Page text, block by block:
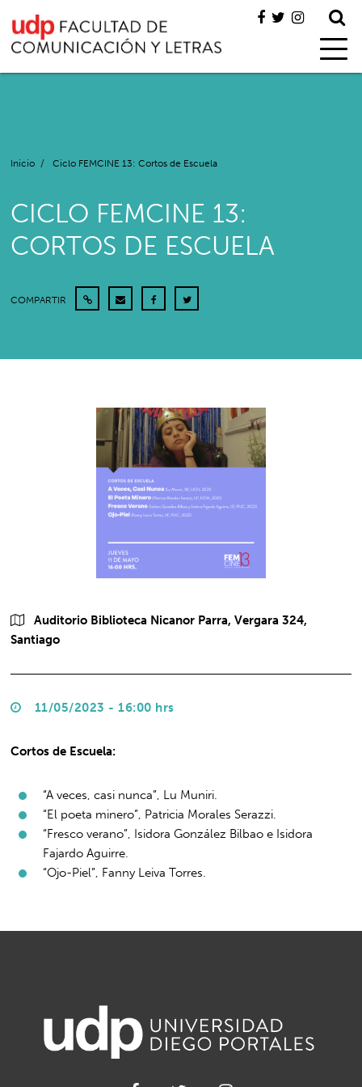
Inicio / Ciclo FEMCINE 13: Cortos de Escuela
CICLO FEMCINE 13:
CORTOS DE ESCUELA
COMPARTIR
Auditorio Biblioteca Nicanor Parra, Vergara 324,
Santiago
11/05/2023 - 16:00 hrs
Cortos de Escuela:
“A veces, casi nunca”, Lu Muniri.
“El poeta minero”, Patricia Morales Serazzi.
“Fresco verano”, Isidora González Bilbao e Isidora
Fajardo Aguirre.
“Ojo-Piel”, Fanny Leiva Torres.